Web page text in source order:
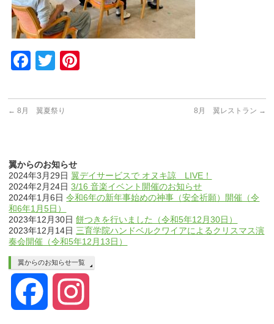
Facebook
Twitter
← 8月 翼夏祭り 8月 翼レストラン →
翼からのお知らせ
2024年3月29日 翼デイサービスで オヌキ諒 LIVE！
2024年2月24日 3/16 音楽イベント開催のお知らせ
2024年1月6日 令和6年の新年事始めの神事（安全祈願）開催（令
和6年1月5日）
2023年12月30日 餅つきを行いました（令和5年12月30日）
2023年12月14日 三育学院ハンドベルクワイアによるクリスマス演
奏会開催（令和5年12月13日）
翼からのお知らせ一覧
Facebook